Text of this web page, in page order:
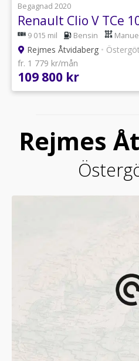
Begagnad 2020
Renault Clio V TCe
9 015 mil Bensin
Rejmes Åtvidaberg •
fr. 1 779 kr/mån
109 800 kr
Rejmes